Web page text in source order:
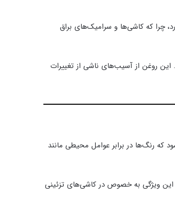
چرا که کاشی‌ها و سرامیک‌های براق
روغن از آسیب‌های ناشی از تغییرات
رنگ‌ها در برابر عوامل محیطی مانند
این ویژگی به خصوص در کاشی‌های تزئینی